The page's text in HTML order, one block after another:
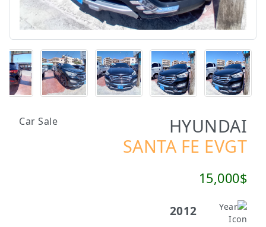
HYUNDAI
Car Sale
SANTA FE EVGT
15,000$
2012